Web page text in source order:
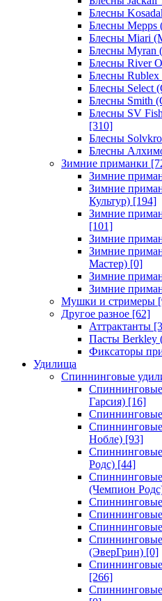
Блесны
Блесны Mepps
Блесны Miari
Блесны
Блесны River
Блесны Rublex
Блесны Select
Блесны Smith
Блесны SV
[310]
Блесны
Блесны
Зимние приманки
Зимние
Зимние
Культур) [194]
Зимние
[101]
Зимние
Зимние
Мастер) [0]
Зимние
Зимние
Мушки и стримеры
Другое разное [62]
Аттрактанты
Пасты Berkley
Фиксаторы
Удилища
Спиннинговые
Гарсия) [16]
Нобле) [93]
Родс) [44]
(Чемпион
(ЭверГрин) [0]
[266]